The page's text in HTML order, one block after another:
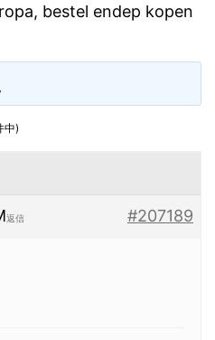
bestel endep kopen
中)
#207189
返信